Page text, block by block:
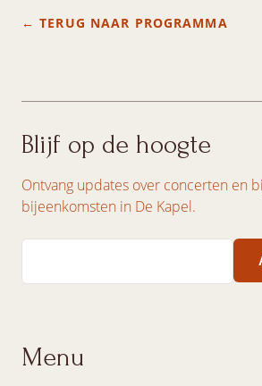
← TERUG NAAR PROGRAMMA
Blijf op de hoogte
Ontvang updates over concerten en
bijeenkomsten in De Kapel.
Email
Menu